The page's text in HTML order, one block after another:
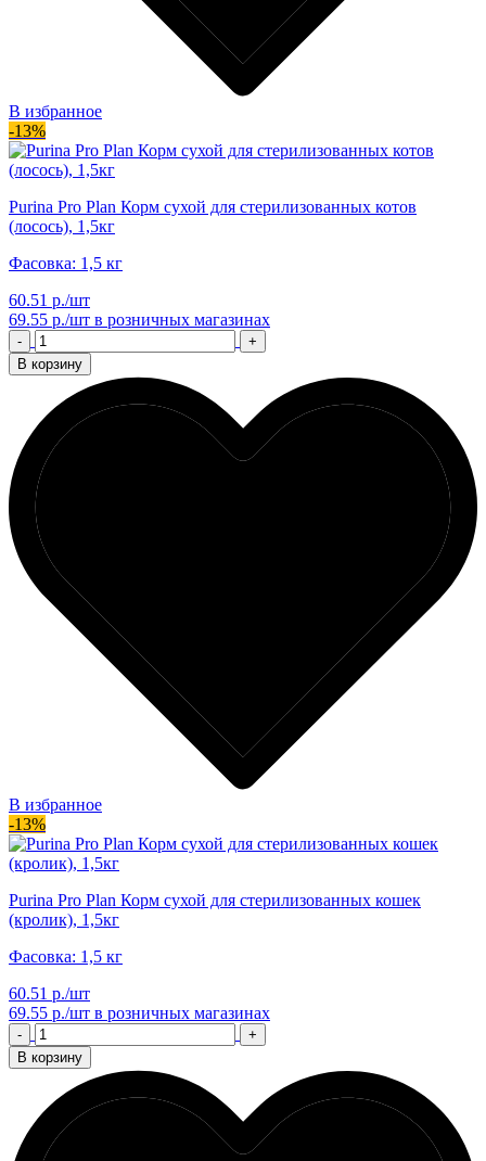
В избранное
-13%
Purina Pro Plan Корм сухой для стерилизованных котов
(лосось), 1,5кг
Фасовка: 1,5 кг
60.51 р./шт
69.55 р./шт в розничных магазинах
-
+
В корзину
В избранное
-13%
Purina Pro Plan Корм сухой для стерилизованных кошек
(кролик), 1,5кг
Фасовка: 1,5 кг
60.51 р./шт
69.55 р./шт в розничных магазинах
-
+
В корзину